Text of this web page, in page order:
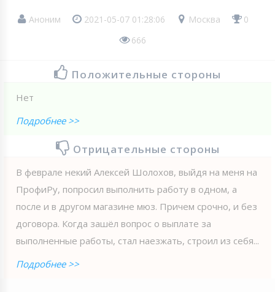
Аноним 2021-05-07 01:28:06 Москва
0
666
Положительные стороны
Нет
Подробнее >>
Отрицательные стороны
В феврале некий Алексей Шолохов, выйдя на меня на
ПрофиРу, попросил выполнить работу в одном, а
после и в другом магазине мюз. Причем срочно, и без
договора. Когда зашёл вопрос о выплате за
выполненные работы, стал наезжать, строил из себя...
Подробнее >>